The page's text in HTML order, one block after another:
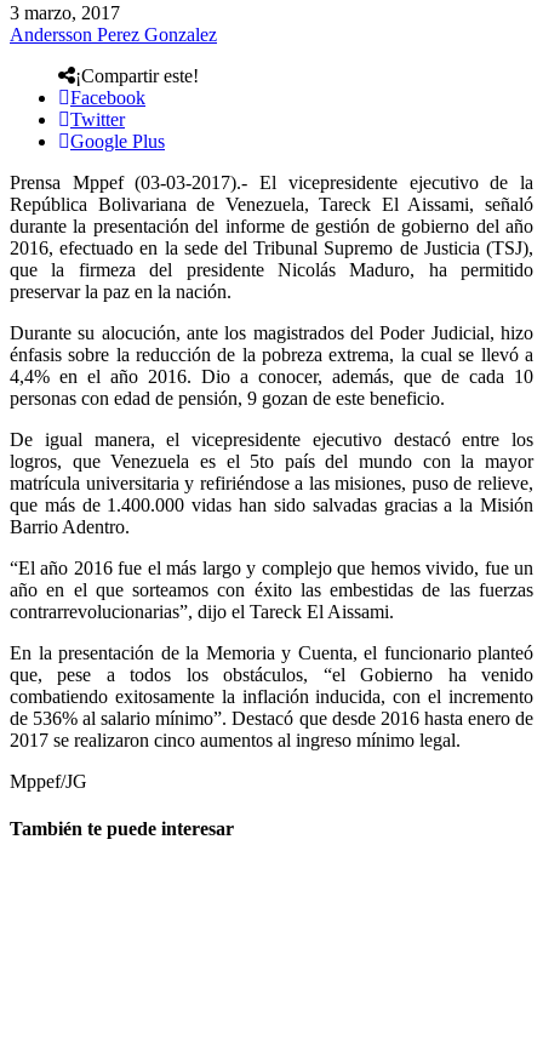
3 marzo, 2017
Andersson Perez Gonzalez
¡Compartir este!
Facebook
Twitter
Google Plus
Prensa Mppef (03-03-2017).- El vicepresidente ejecutivo de la
República Bolivariana de Venezuela, Tareck El Aissami, señaló
durante la presentación del informe de gestión de gobierno del año
2016, efectuado en la sede del Tribunal Supremo de Justicia (TSJ),
que la firmeza del presidente Nicolás Maduro, ha permitido
preservar la paz en la nación.
Durante su alocución, ante los magistrados del Poder Judicial, hizo
énfasis sobre la reducción de la pobreza extrema, la cual se llevó a
4,4% en el año 2016. Dio a conocer, además, que de cada 10
personas con edad de pensión, 9 gozan de este beneficio.
De igual manera, el vicepresidente ejecutivo destacó entre los
logros, que Venezuela es el 5to país del mundo con la mayor
matrícula universitaria y refiriéndose a las misiones, puso de relieve,
que más de 1.400.000 vidas han sido salvadas gracias a la Misión
Barrio Adentro.
“El año 2016 fue el más largo y complejo que hemos vivido, fue un
año en el que sorteamos con éxito las embestidas de las fuerzas
contrarrevolucionarias”, dijo el Tareck El Aissami.
En la presentación de la Memoria y Cuenta, el funcionario planteó
que, pese a todos los obstáculos, “el Gobierno ha venido
combatiendo exitosamente la inflación inducida, con el incremento
de 536% al salario mínimo”. Destacó que desde 2016 hasta enero de
2017 se realizaron cinco aumentos al ingreso mínimo legal.
Mppef/JG
También te puede interesar